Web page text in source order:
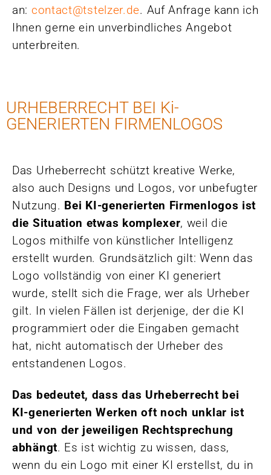
an: contact@tstelzer.de. Auf Anfrage kann ich
Ihnen gerne ein unverbindliches Angebot
unterbreiten.
URHEBERRECHT BEI Ki-
GENERIERTEN FIRMENLOGOS
Das Urheberrecht schützt kreative Werke,
also auch Designs und Logos, vor unbefugter
Nutzung. Bei KI-generierten Firmenlogos ist
die Situation etwas komplexer, weil die
Logos mithilfe von künstlicher Intelligenz
erstellt wurden. Grundsätzlich gilt: Wenn das
Logo vollständig von einer KI generiert
wurde, stellt sich die Frage, wer als Urheber
gilt. In vielen Fällen ist derjenige, der die KI
programmiert oder die Eingaben gemacht
hat, nicht automatisch der Urheber des
entstandenen Logos.
Das bedeutet, dass das Urheberrecht bei
KI-generierten Werken oft noch unklar ist
und von der jeweiligen Rechtsprechung
abhängt. Es ist wichtig zu wissen, dass,
wenn du ein Logo mit einer KI erstellst, du in